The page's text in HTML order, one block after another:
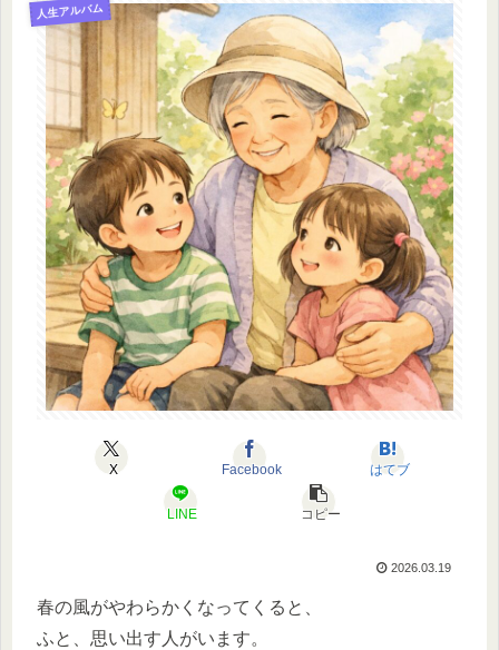
人生アルバム
X Facebook はてブ
LINE コピー
2026.03.19
春の風がやわらかくなってくると、
ふと、思い出す人がいます。